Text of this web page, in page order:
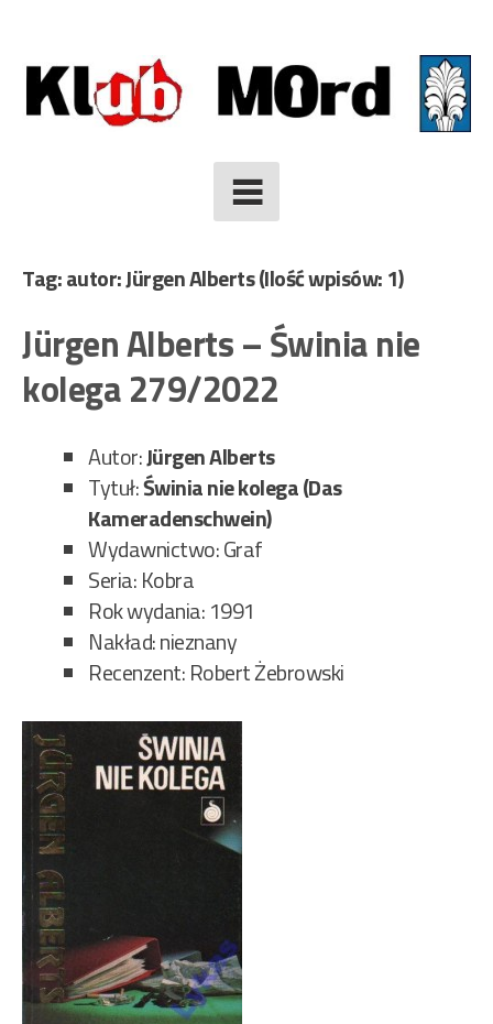
to
content
Tag: autor: Jürgen Alberts(Ilość wpisów: 1)
Jürgen Alberts – Świnia nie
kolega 279/2022
Autor:Jürgen Alberts
Tytuł:Świnia nie kolega (Das
Kameradenschwein)
Wydawnictwo: Graf
Seria: Kobra
Rok wydania: 1991
Nakład: nieznany
Recenzent: Robert Żebrowski